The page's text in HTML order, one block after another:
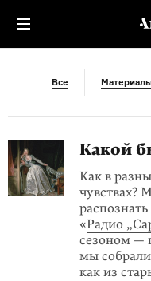
Все
Какой
Как в
чувствах?
«Радио
сезоном —
мы
как из